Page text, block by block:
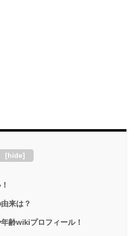
[hide]
来は？
齢wikiプロフィール！